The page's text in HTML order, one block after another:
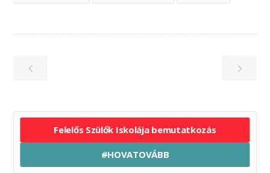
Felelős Szülők Iskolája bemutatkozás
#HOVATOVÁBB